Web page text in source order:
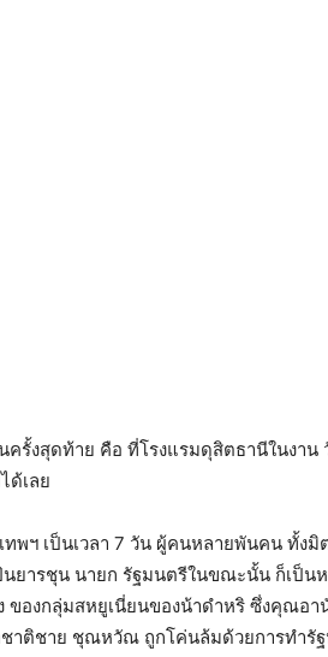
รั้งสุดท้าย คือ ที่โรงแรมดุสิตธานีในงาน
ด้เลย
พฯ เป็นเวลา 7 วัน ผู้คนหลายพันคน ทั้ง
ยารชุน นายก รัฐมนตรีในขณะนั้น ก็เป็น
องกลุ่มสหยูเนี่ยนของน้าดำหริ ซึ่งคุณอา
าติชาย ชุณหวัณ ถูกโค่นล้มด้วยการทำรัฐ